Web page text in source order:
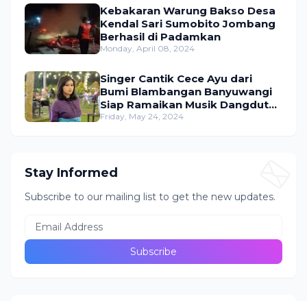
Kebakaran Warung Bakso Desa
Kendal Sari Sumobito Jombang
Berhasil di Padamkan
Monday, April 08, 2024
Singer Cantik Cece Ayu dari
Bumi Blambangan Banyuwangi
Siap Ramaikan Musik Dangdut
Indonesia
Friday, May 24, 2024
Stay Informed
Subscribe to our mailing list to get the new updates.